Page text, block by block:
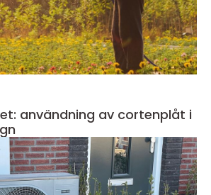
användning av cortenplåt i